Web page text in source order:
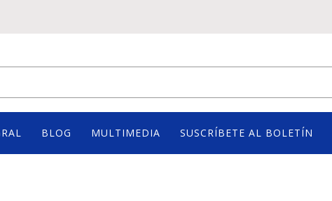
BLOG MULTIMEDIA SUSCRÍBETE AL BOLETÍN